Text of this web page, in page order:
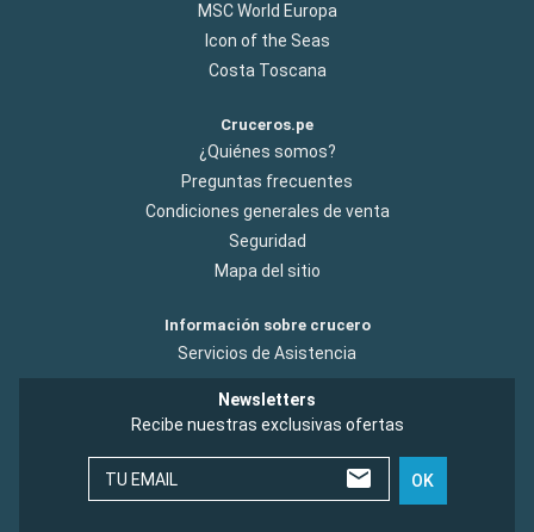
MSC World Europa
Icon of the Seas
Costa Toscana
Cruceros.pe
¿Quiénes somos?
Preguntas frecuentes
Condiciones generales de venta
Seguridad
Mapa del sitio
Información sobre crucero
Servicios de Asistencia
Newsletters
Recibe nuestras exclusivas ofertas
TU EMAIL OK